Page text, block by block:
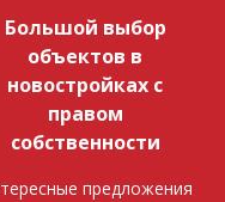
Большой выбор
объектов в
новостройках с
правом
собственности
предложения